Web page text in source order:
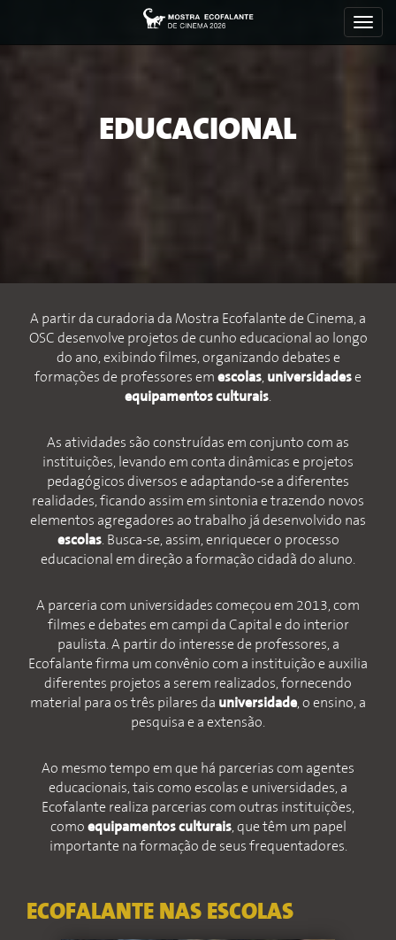
EDUCACIONAL
A partir da curadoria da Mostra Ecofalante de Cinema, a
OSC desenvolve projetos de cunho educacional ao longo
do ano, exibindo filmes, organizando debates e
formações de professores em escolas, universidadese
equipamentos culturais.
As atividades são construídas em conjunto com as
instituições, levando em conta dinâmicas e projetos
pedagógicos diversos e adaptando-se a diferentes
realidades, ficando assim em sintonia e trazendo novos
elementos agregadores ao trabalho já desenvolvido nas
escolas. Busca-se, assim, enriquecer o processo
educacional em direção a formação cidadã do aluno.
A parceria com universidades começou em 2013, com
filmes e debates em campi da Capital e do interior
paulista. A partir do interesse de professores, a
Ecofalante firma um convênio com a instituição e auxilia
diferentes projetos a serem realizados, fornecendo
material para os três pilares da universidade, o ensino, a
pesquisa e a extensão.
Ao mesmo tempo em que há parcerias com agentes
educacionais, tais como escolas e universidades, a
Ecofalante realiza parcerias com outras instituições,
como equipamentos culturais, que têm um papel
importante na formação de seus frequentadores.
ECOFALANTE NAS ESCOLAS